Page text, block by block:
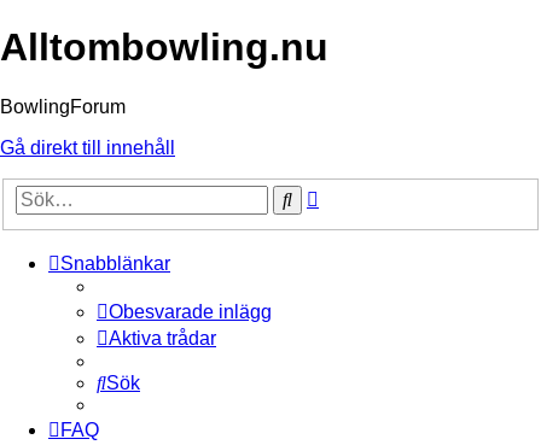
Alltombowling.nu
BowlingForum
Gå direkt till innehåll
Sök
Snabblänkar
Obesvarade inlägg
Aktiva trådar
Sök
FAQ